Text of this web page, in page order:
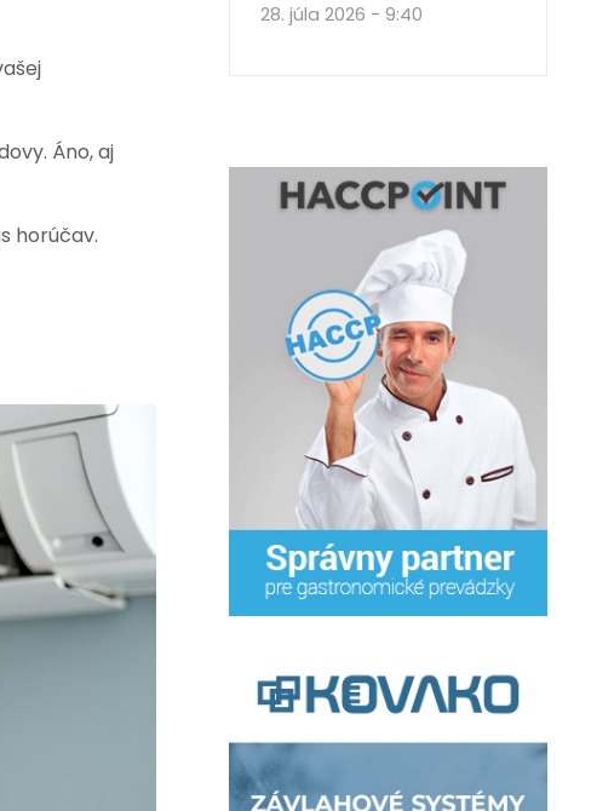
Áno, aj
horúčav.
28. júla 2026 - 9:40